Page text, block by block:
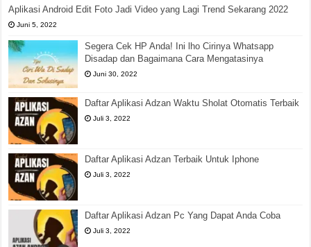
Aplikasi Android Edit Foto Jadi Video yang Lagi Trend Sekarang 2022
Juni 5, 2022
Segera Cek HP Anda! Ini lho Cirinya Whatsapp
Disadap dan Bagaimana Cara Mengatasinya
Juni 30, 2022
Daftar Aplikasi Adzan Waktu Sholat Otomatis Terbaik
Juli 3, 2022
Daftar Aplikasi Adzan Terbaik Untuk Iphone
Juli 3, 2022
Daftar Aplikasi Adzan Pc Yang Dapat Anda Coba
Juli 3, 2022